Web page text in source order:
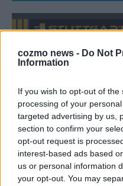
cozmo news - Do Not
Information
If you wish to opt-out of
processing of your
targeted advertising by us,
section to confirm your
opt-out request is
interest-based ads based
us or personal information
your opt-out. You may